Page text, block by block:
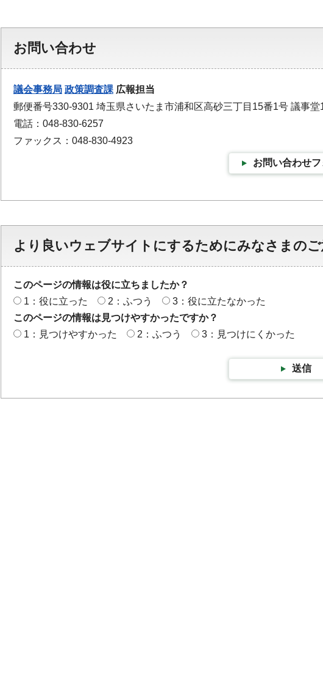
お問い合わせ
議会事務局 政策調査課 広報担当
郵便番号330-9301 埼玉県さいたま市浦和区高砂三丁目15番1号 議事堂
電話：048-830-6257
ファックス：048-830-4923
お問い合わせ
より良いウェブサイトにするためにみなさまの
このページの情報は役に立ちましたか？
1：役に立った
2：ふつう
3：役に立たなかった
このページの情報は見つけやすかったですか？
1：見つけやすかった
2：ふつう 3：見つけにくかった
送信